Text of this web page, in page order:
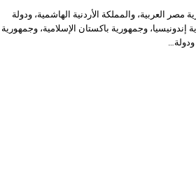
العربية، والمملكة الأردنية الهاشمية، ودولة
إندونيسيا، وجمهورية باكستان الإسلامية، وجمهورية
ودولة…